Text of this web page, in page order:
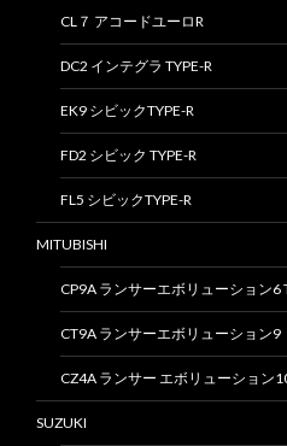
CL７ アコードユーロR
DC2 インテグラ TYPE-R
EK9 シビックTYPE-R
FD2 シビック TYPE-R
FL5 シビックTYPE-R
MITUBISHI
CP9A ランサーエボリューション6
CT9A ランサーエボリューション9
CZ4A ランサー エボリューション
SUZUKI